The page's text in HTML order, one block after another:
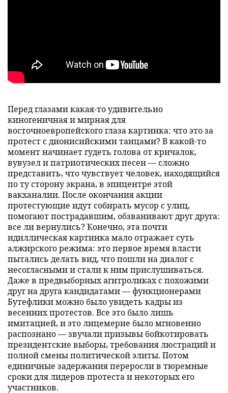
Перед глазами какая-то удивительно
киногеничная и мирная для
восточноевропейского глаза картинка: что это за
протест с дионисийскими танцами? В какой-то
момент начинает гудеть голова от кричалок,
вувузел и патриотических песен — сложно
представить, что чувствует человек, находящийся
по ту сторону экрана, в эпицентре этой
вакханалии. После окончания акции
протестующие идут собирать мусор с улиц,
помогают пострадавшим, обзванивают друг друга:
все ли вернулись? Конечно, эта почти
идиллическая картинка мало отражает суть
алжирского режима: это первое время власти
пытались делать вид, что пошли на диалог с
несогласными и стали к ним прислушиваться.
Даже в предвыборных агитроликах с похожими
друг на друга кандидатами — функционерами
Бутефлики можно было увидеть кадры из
весенних протестов. Все это было лишь
имитацией, и это лицемерие было мгновенно
распознано — звучали призывы бойкотировать
президентские выборы, требования люстраций и
полной смены политической элиты. Потом
единичные задержания переросли в тюремные
сроки для лидеров протеста и некоторых его
участников.